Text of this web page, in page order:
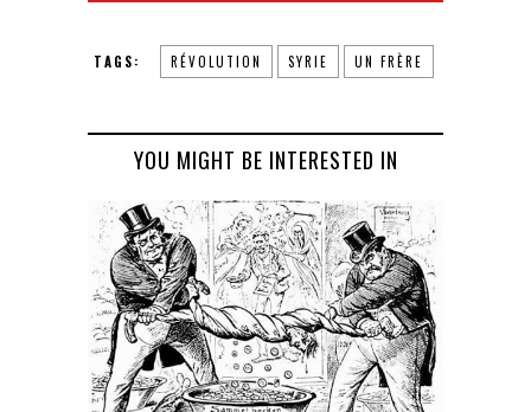
TAGS: RÉVOLUTION SYRIE UN FRÈRE
YOU MIGHT BE INTERESTED IN